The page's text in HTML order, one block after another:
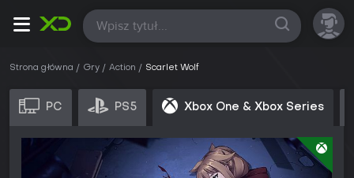
Wszystkie
Strona główna Gry Action Scarlet Wolf
PC PS5 Xbox One & Xbox Series